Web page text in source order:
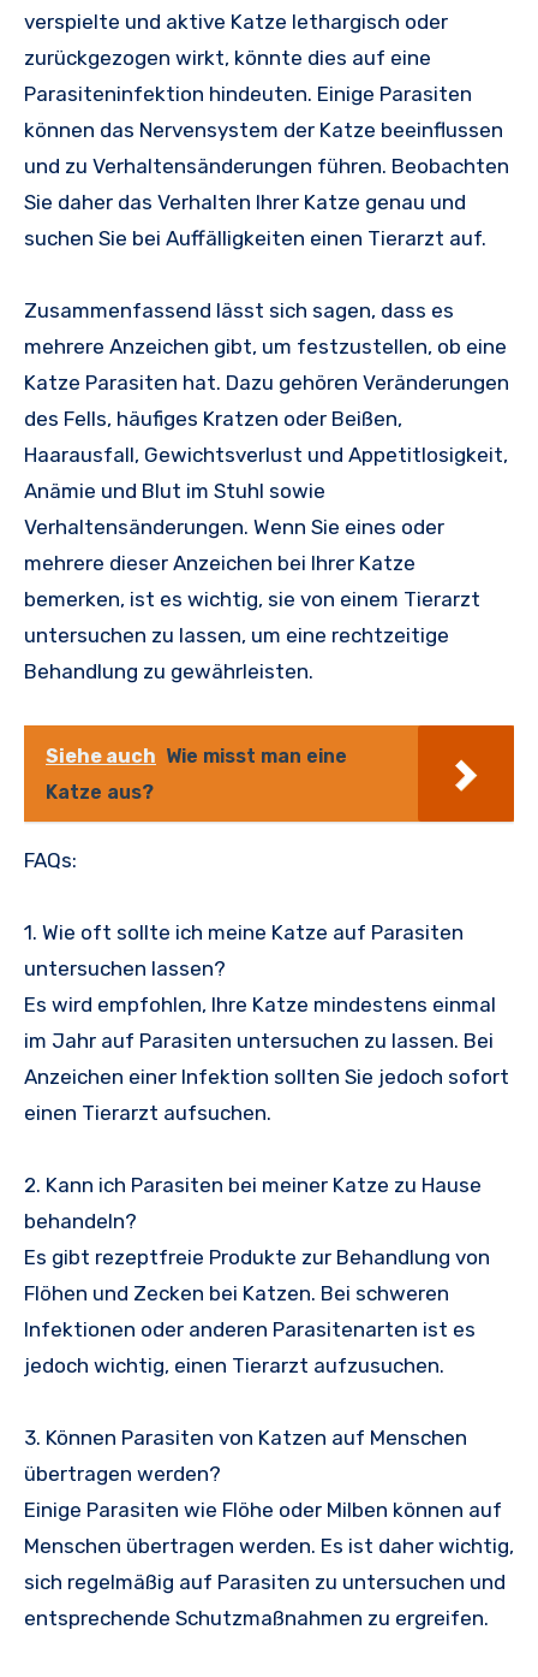
verspielte und aktive Katze lethargisch oder
zurückgezogen wirkt, könnte dies auf eine
Parasiteninfektion hindeuten. Einige Parasiten
können das Nervensystem der Katze beeinflussen
und zu Verhaltensänderungen führen. Beobachten
Sie daher das Verhalten Ihrer Katze genau und
suchen Sie bei Auffälligkeiten einen Tierarzt auf.
Zusammenfassend lässt sich sagen, dass es
mehrere Anzeichen gibt, um festzustellen, ob eine
Katze Parasiten hat. Dazu gehören Veränderungen
des Fells, häufiges Kratzen oder Beißen,
Haarausfall, Gewichtsverlust und Appetitlosigkeit,
Anämie und Blut im Stuhl sowie
Verhaltensänderungen. Wenn Sie eines oder
mehrere dieser Anzeichen bei Ihrer Katze
bemerken, ist es wichtig, sie von einem Tierarzt
untersuchen zu lassen, um eine rechtzeitige
Behandlung zu gewährleisten.
Siehe auch Wie misst man eine
Katze aus?
FAQs:
1. Wie oft sollte ich meine Katze auf Parasiten
untersuchen lassen?
Es wird empfohlen, Ihre Katze mindestens einmal
im Jahr auf Parasiten untersuchen zu lassen. Bei
Anzeichen einer Infektion sollten Sie jedoch sofort
einen Tierarzt aufsuchen.
2. Kann ich Parasiten bei meiner Katze zu Hause
behandeln?
Es gibt rezeptfreie Produkte zur Behandlung von
Flöhen und Zecken bei Katzen. Bei schweren
Infektionen oder anderen Parasitenarten ist es
jedoch wichtig, einen Tierarzt aufzusuchen.
3. Können Parasiten von Katzen auf Menschen
übertragen werden?
Einige Parasiten wie Flöhe oder Milben können auf
Menschen übertragen werden. Es ist daher wichtig,
sich regelmäßig auf Parasiten zu untersuchen und
entsprechende Schutzmaßnahmen zu ergreifen.